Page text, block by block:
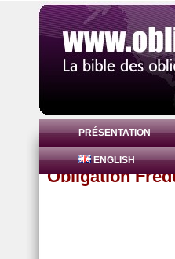
PRÉSENTATION
ENGLISH
Obligation